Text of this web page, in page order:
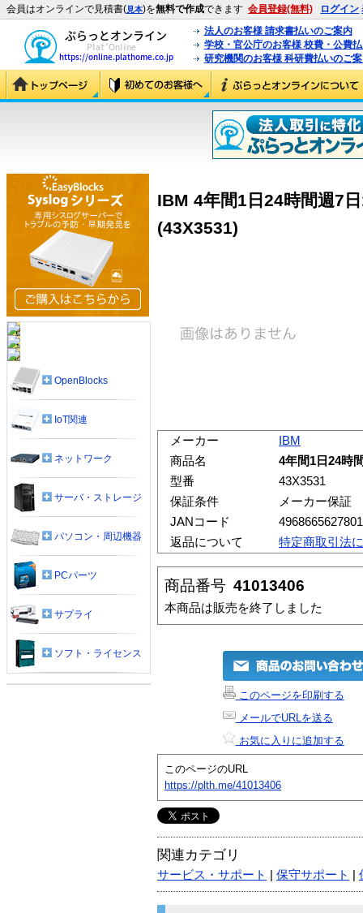
会員はオンラインで見積書(見本)を無料で作成できます 会員登録(無料) ログイン
法人のお客様 請求書払いのご案内
学校・官公庁のお客様 校費・公費
研究機関のお客様 科研費払いのご
IBM 4年間1日24時間週7
(43X3531)
メーカー
IBM
商品名
4年間1日24時
型番
43X3531
保証条件
メーカー保証
JANコード
4968665627801
返品について
特定商取引法
商品番号 41013406
本商品は販売を終了しました
このページを印刷する
メールでURLを送る
お気に入りに追加する
このページのURL
https://plth.me/41013406
関連カテゴリ
サービス・サポート 保守サポート
OpenBlocks
IoT関連
ネットワーク
サーバ・ストレージ
パソコン・周辺機器
PCパーツ
サプライ
ソフト・ライセンス